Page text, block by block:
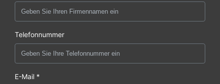
Telefonnummer
E-Mail *